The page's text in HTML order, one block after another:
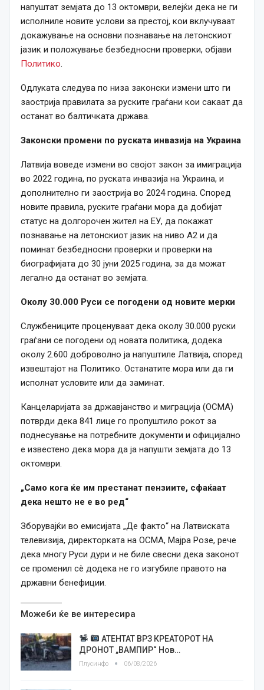
напуштат земјата до 13 октомври, велејќи дека не ги
исполниле новите услови за престој, кои вклучуваат
докажување на основни познавање на летонскиот
јазик и положување безбедносни проверки, објави
Политико.
Одлуката следува по низа законски измени што ги
заострија правилата за руските граѓани кои сакаат да
останат во балтичката држава.
Законски промени по руската инвазија на Украина
Латвија воведе измени во својот закон за имиграција
во 2022 година, по руската инвазија на Украина, и
дополнително ги заострија во 2024 година. Според
новите правила, руските граѓани мора да добијат
статус на долгорочен жител на ЕУ, да покажат
познавање на летонскиот јазик на ниво А2 и да
поминат безбедносни проверки и проверки на
биографијата до 30 јуни 2025 година, за да можат
легално да останат во земјата.
Околу 30.000 Руси се погодени од новите мерки
Службениците проценуваат дека околу 30.000 руски
граѓани се погодени од новата политика, додека
околу 2.600 доброволно ја напуштиле Латвија, според
извештајот на Политико. Останатите мора или да ги
исполнат условите или да заминат.
Канцеларијата за државјанство и миграција (OCMA)
потврди дека 841 лице го пропуштило рокот за
поднесување на потребните документи и официјално
е известено дека мора да ја напушти земјата до 13
октомври.
„Само кога ќе им престанат пензиите, сфаќаат
дека нешто не е во ред“
Зборувајќи во емисијата „Де факто“ на Латвиската
телевизија, директорката на OCMA, Мајра Розе, рече
дека многу Руси дури и не биле свесни дека законот
се променил сè додека не го изгубиле правото на
државни бенефиции.
Можеби ќе ве интересира
АТЕНТАТ ВРЗ КРЕАТОРОТ НА
ДРОНОТ „ВАМПИР“ Нов…
Плусинфо 06/08/2026